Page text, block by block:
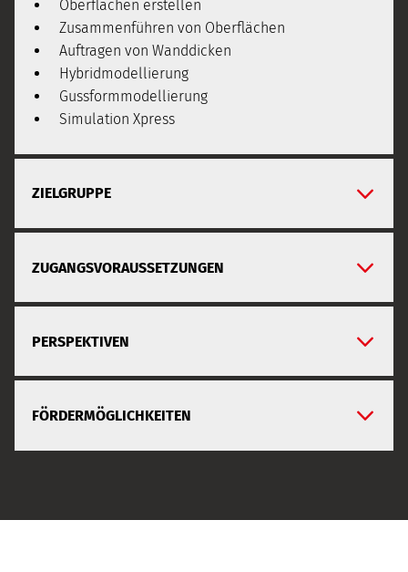
Oberflächen erstellen
Zusammenführen von Oberflächen
Auftragen von Wanddicken
Hybridmodellierung
Gussformmodellierung
Simulation Xpress
ZIELGRUPPE
ZUGANGSVORAUSSETZUNGEN
PERSPEKTIVEN
FÖRDERMÖGLICHKEITEN